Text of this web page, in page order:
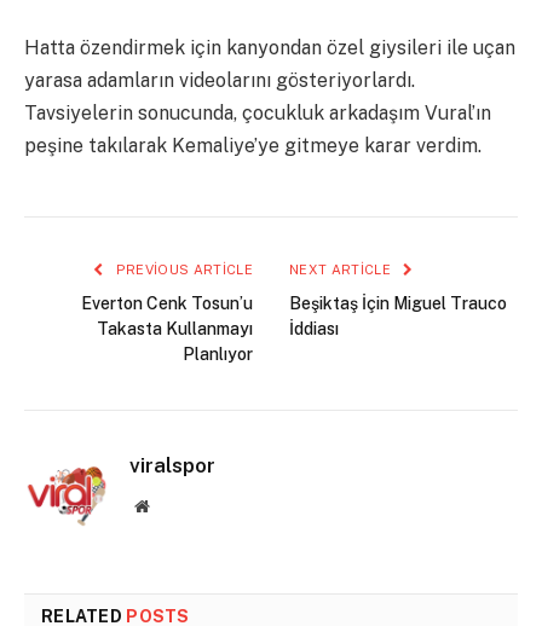
Hatta özendirmek için kanyondan özel giysileri ile uçan
yarasa adamların videolarını gösteriyorlardı.
Tavsiyelerin sonucunda, çocukluk arkadaşım Vural’ın
peşine takılarak Kemaliye’ye gitmeye karar verdim.
PREVIOUS ARTICLE
Everton Cenk Tosun’u
Takasta Kullanmayı
Planlıyor
NEXT ARTICLE
Beşiktaş İçin Miguel Trauco
İddiası
viralspor
Website
RELATED POSTS